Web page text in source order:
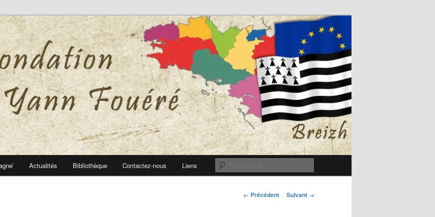
Fouéré
Fouéré
Actualités Bibliothèque Contactez-nous Liens
Navigation
← Précédent Suivant →